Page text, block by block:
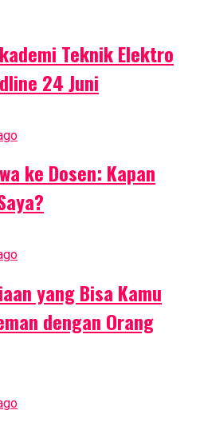
Teknik Elektro
24 Juni
ke Dosen: Kapan
yang Bisa Kamu
dengan Orang